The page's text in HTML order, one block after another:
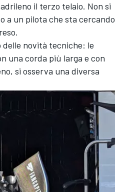
il terzo telaio. Non si
a un pilota che sta cercando
novità tecniche: le
una corda più larga e con
si osserva una diversa